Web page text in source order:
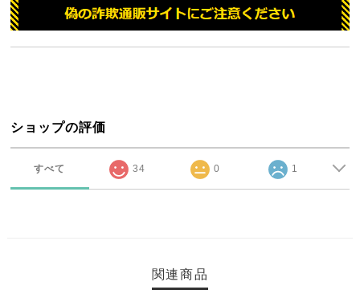
ショップの評価
すべて 34 0 1
関連商品